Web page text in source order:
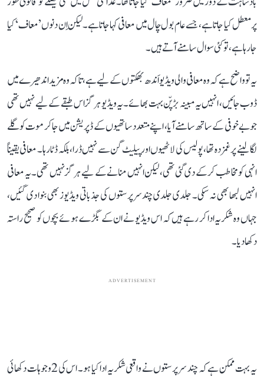
پر معطل کیا جاتا ہے، جسے عام بول چال میں معافی کہا جاتا ہے۔ لیکن اِن دنوں ’معاف‘ کیا
جا رہا ہے، تو کئی سوال سامنے آتے ہیں۔
یہ تو واضح ہے کہ وہ معافی والی ویڈیو اَندھ بھکتوں کے لیے ہے، تاکہ وہ مزید اندھیرے میں
ڈوب جائیں، انہیں یہ مبینہ بڑپّن بہت بھائے۔ یہ ویڈیو ہرگز اس طبقے کے لیے نہیں تھی
جو بے خوفی کے ساتھ سامنے آیا، اپنے متعدد ساتھیوں کے ڈپریشن میں جا کر موت کو گلے
لگا لینے پر غمزدہ تھا، پولیس کی لاٹھیوں اور پیلیٹ گن سے نہیں ڈرا، بلکہ ڈٹا رہا۔ معافی یقیناً
انہی کو مخاطب کر کے دی گئی تھی، لیکن انہیں منانے کے لیے ہرگز نہیں تھی۔ یہ معافی
انہیں لبھا بھی نہ سکی۔ جلدی جلدی چند سرپرستوں کی جذباتی ویڈیوز بھی بنوا دی گئیں،
جہاں وہ شکریہ ادا کر رہے ہیں کہ اس ویڈیو نے ان کے بگڑے ہوئے بچوں کو صحیح راستہ
دکھا دیا۔
ADVERTISEMENT
یہ بہت ممکن ہے کہ چند سرپرستوں نے واقعی شکریہ ادا کیا ہو۔ اس کی 2 وجوہات دکھائی